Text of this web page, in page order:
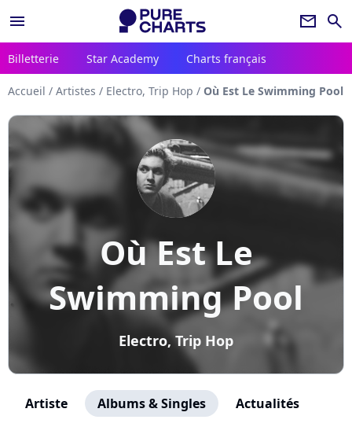
menu newsletter search
Billetterie Star Academy Charts français
Accueil / Artistes / Electro, Trip Hop / Où Est Le Swimming Pool
Où Est Le
Swimming Pool
Electro, Trip Hop
Artiste Albums & Singles Actualités